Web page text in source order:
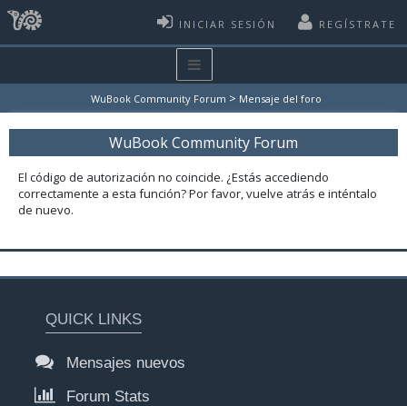
INICIAR SESIÓN REGÍSTRATE
WuBook Community Forum > Mensaje del foro
WuBook Community Forum
El código de autorización no coincide. ¿Estás accediendo
correctamente a esta función? Por favor, vuelve atrás e inténtalo
de nuevo.
QUICK LINKS
Mensajes nuevos
Forum Stats